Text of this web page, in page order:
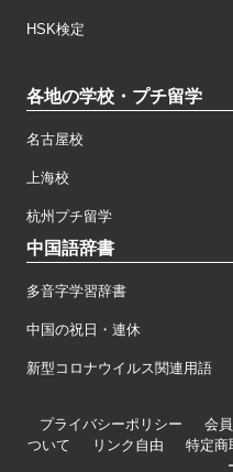
HSK検定
各地の学校・プチ留学
名古屋校
上海校
杭州プチ留学
中国語辞書
多音字学習辞書
中国の祝日・連休
新型コロナウイルス関連用語
プライバシーポリシー 会
ついて
リンク自由 特定商